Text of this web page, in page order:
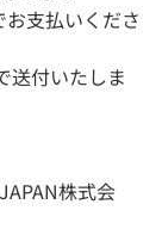
支払いくださ
送付いたしま
株式会